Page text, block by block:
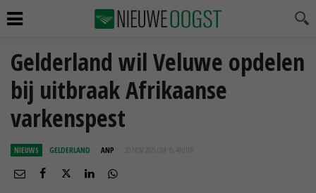
Gelderland wil Veluwe opdelen
bij uitbraak Afrikaanse
varkenspest
NIEUWS GELDERLAND ANP 20 NOV 2025 OM 15:49